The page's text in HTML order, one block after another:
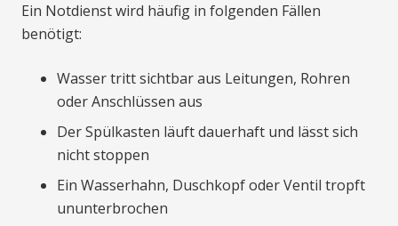
Ein Notdienst wird häufig in folgenden Fällen
benötigt:
Wasser tritt sichtbar aus Leitungen, Rohren
oder Anschlüssen aus
Der Spülkasten läuft dauerhaft und lässt sich
nicht stoppen
Ein Wasserhahn, Duschkopf oder Ventil tropft
ununterbrochen